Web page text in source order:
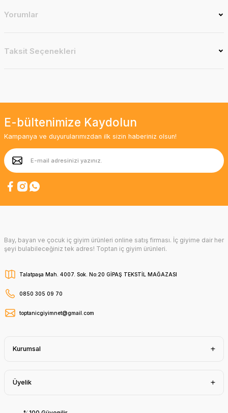
Yorumlar
Taksit Seçenekleri
E-bültenimize Kaydolun
Kampanya ve duyurularımızdan ilk sizin haberiniz olsun!
Bay, bayan ve çocuk iç giyim ürünleri online satış firması. İç giyime dair her
şeyi bulabileceğiniz tek adres! Toptan iç giyim ürünleri.
Talatpaşa Mah. 4007. Sok. No:20 GİPAŞ TEKSTİL MAĞAZASI
0850 305 09 70
toptanicgiyimnet@gmail.com
Kurumsal
Üyelik